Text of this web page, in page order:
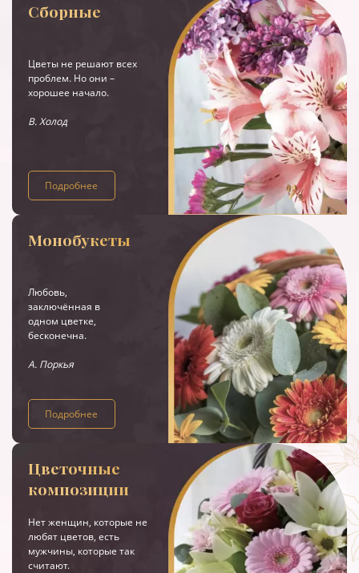
Сборные
Цветы не решают всех
проблем. Но они –
хорошее начало.
В. Холод
Подробнее
Монобукеты
Любовь,
заключённая в
одном цветке,
бесконечна.
А. Поркья
Подробнее
Цветочные
композиции
Нет женщин, которые не
любят цветов, есть
мужчины, которые так
считают.